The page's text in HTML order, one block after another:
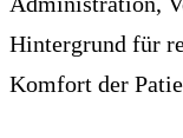
Hintergrund für
Komfort der